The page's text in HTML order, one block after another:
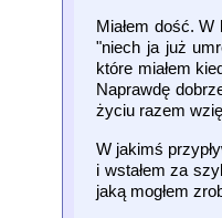
Miałem dość. W
"niech ja już
które miałem
Naprawdę
życiu razem
W jakimś
i wstałem za
jaką mogłem